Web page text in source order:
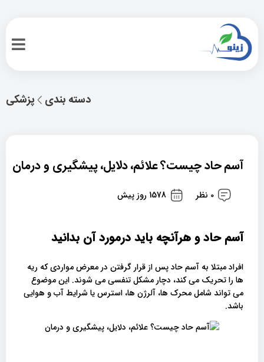
پزشکی دسته بندی
آسم حاد چیست؟ علائم، دلایل، پیشگیری و درمان
0 نظر 1578 روز پیش
آسم حاد و هرآنچه باید درمورد آن بدانید
افراد مبتلا به آسم حاد پس از قرار گرفتن در معرض مواردی که ریه
ها را تحریک می کند، دچار مشکل تنفسی می شوند. این موضوع
می تواند شامل محرک ها، آلرژن ها، استرس یا شرایط آب و هوایی
باشد.